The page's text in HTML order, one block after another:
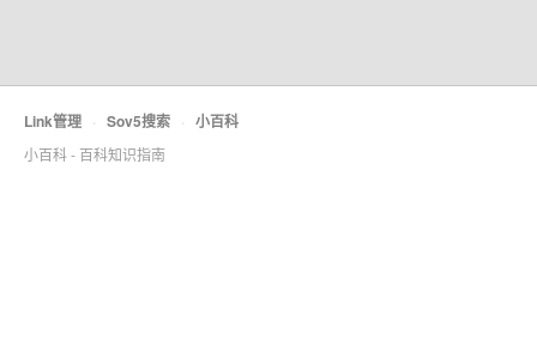
Link管理 · Sov5搜索 · 小百科
小百科 - 百科知识指南